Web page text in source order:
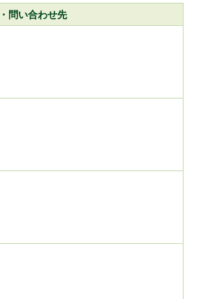
問い合わせ先